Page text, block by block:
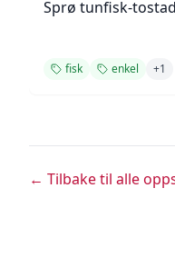
Sprø tunfisk-
fisk enkel +1
← Tilbake til alle